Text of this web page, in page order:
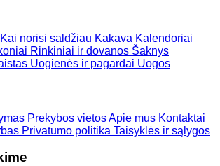
Kai norisi saldžiau Kakava Kalendoriai
Rinkiniai ir dovanos Šaknys
Uogienės ir pagardai Uogos
Prekybos vietosApie mus Kontaktai
Privatumo politika Taisyklės ir sąlygos